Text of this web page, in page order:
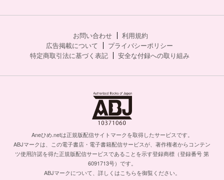
お問い合わせ
利用規約
広告掲載について
プライバシーポリシー
特定商取引法に基づく表記
安全な付録への取り組み
Aneひめ.netは正規版配信サイトマークを取得したサービスです。
ABJマークは、この電子書店・電子書籍配信サービスが、著作権者からコンテン
ツ使用許諾を得た正規版配信サービスであることを示す登録商標（登録番号 第
6091713号）です。
ABJマークについて、詳しくはこちらを御覧ください。